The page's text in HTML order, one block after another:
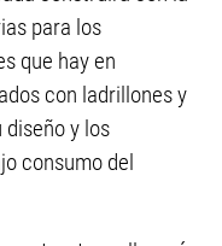
para los
que hay en
con ladrillones y
y los
consumo del